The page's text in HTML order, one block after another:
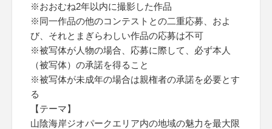
※おおむね2年以内に撮影した作品
※同一作品の他のコンテストとの二重応募、およ
び、それとまぎらわしい作品の応募は不可
※被写体が人物の場合、応募に際して、必ず本人
（被写体）の承諾を得ること
※被写体が未成年の場合は親権者の承諾を必要とす
る
【テーマ】
山陰海岸ジオパークエリア内の地域の魅力を最大限